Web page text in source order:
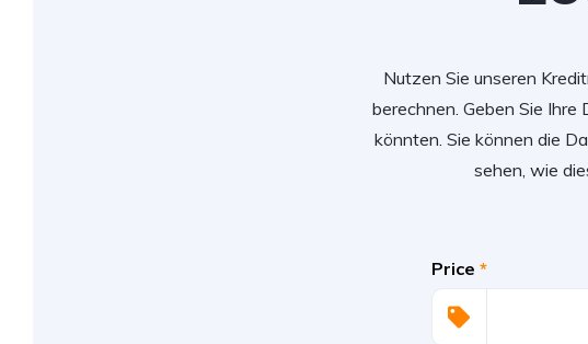
Nutzen Sie unseren
berechnen. Geben Sie Ihre
könnten. Sie können die
sehen, wie
Price *